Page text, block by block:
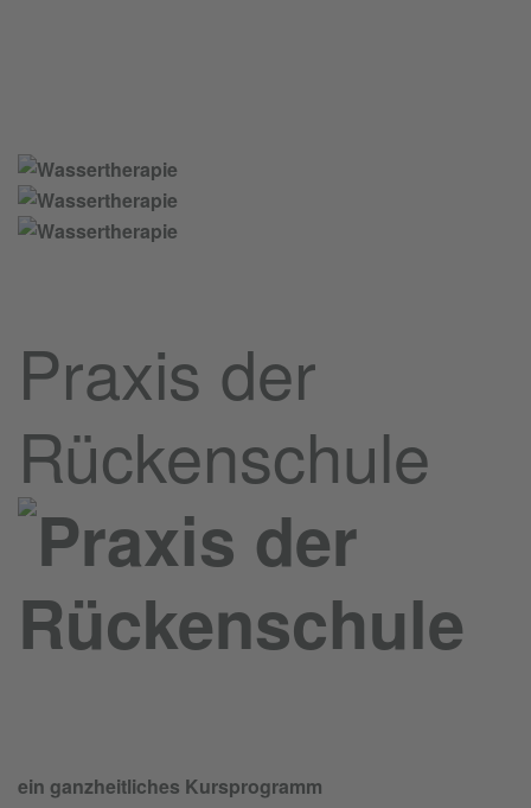
Praxis der
Rückenschule
ein ganzheitliches Kursprogramm